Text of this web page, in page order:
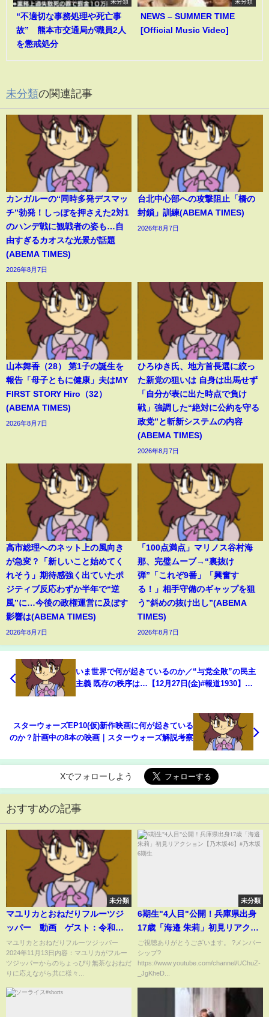
“不適切な事務処理や死亡事
故” 熊本市交通局が職員2人
を懲戒処分
NEWS – SUMMER TIME
[Official Music Video]
未分類の関連記事
カンガルーの“同時多発デスマッ
チ”勃発！しっぽを押さえた2対1
のハンデ戦に観戦者の姿も…自
由すぎるカオスな光景が話題
(ABEMA TIMES)
2026年8月7日
台北中心部への攻撃阻止「橋の
封鎖」訓練(ABEMA TIMES)
2026年8月7日
山本舞香（28） 第1子の誕生を
報告「母子ともに健康」夫はMY
FIRST STORY Hiro（32）
(ABEMA TIMES)
2026年8月7日
ひろゆき氏、地方首長選に絞っ
た新党の狙いは 自身は出馬せず
「自分が表に出た時点で負け
戦」強調した“絶対に公約を守る
政党”と斬新システムの内容
(ABEMA TIMES)
2026年8月7日
高市総理へのネット上の風向き
が急変？「新しいこと始めてく
れそう」期待感強く出ていたポ
ジティブ反応わずか半年で“逆
風”に…今後の政権運営に及ぼす
影響は(ABEMA TIMES)
2026年8月7日
「100点満点」マリノス谷村海
那、完璧ムーブ→“裏抜け
弾”「これぞ9番」「興奮す
る！」相手守備のギャップを狙
う”斜めの抜け出し”(ABEMA
TIMES)
2026年8月7日
いま世界で何が起きているのか／“与党全敗”の民主
主義 既存の秩序は…【12月27日(金)#報道1930】｜
スターウォーズEP10(仮)新作映画に何が起きている
のか？計画中の8本の映画｜スターウォーズ解説考察
Xでフォローしよう
おすすめの記事
未分類
マユリカとおねだりフルーツジ
ッパー 動画 ゲスト：令和ロ
マン 11月13日
マユリカとおねだりフルーツジッパー
2024年11月13日内容：マユリカがフルー
ツジッパーからのちょっぴり無茶なおねだ
りに応えながら共に様々...
未分類
6期生"4人目"公開！兵庫県出身
17歳「海邉 朱莉」初見リアクシ
ョン【乃木坂46】#乃木坂6期生
ご視聴ありがとうございます。 ?メンバー
シップ?
https://www.youtube.com/channel/UChuZ-
_JgKheD...